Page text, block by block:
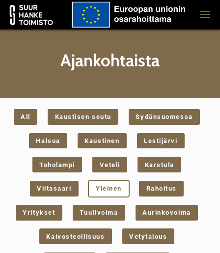
Ajankohtaista
All Kaustisen seutu Sydänsuomessa
Halsua Kaustinen Lestijärvi
Toholampi Veteli Karstula
Viitasaari Yleinen Rahoitus
Yritykset Tuulivoima Aurinkovoima
Kaivosteollisuus Vetytalous